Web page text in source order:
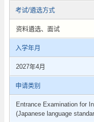
考试/遴选方式
资料遴选、面试
入学年月
2027年4月
申请类别
Entrance Examination for
(Japanese language